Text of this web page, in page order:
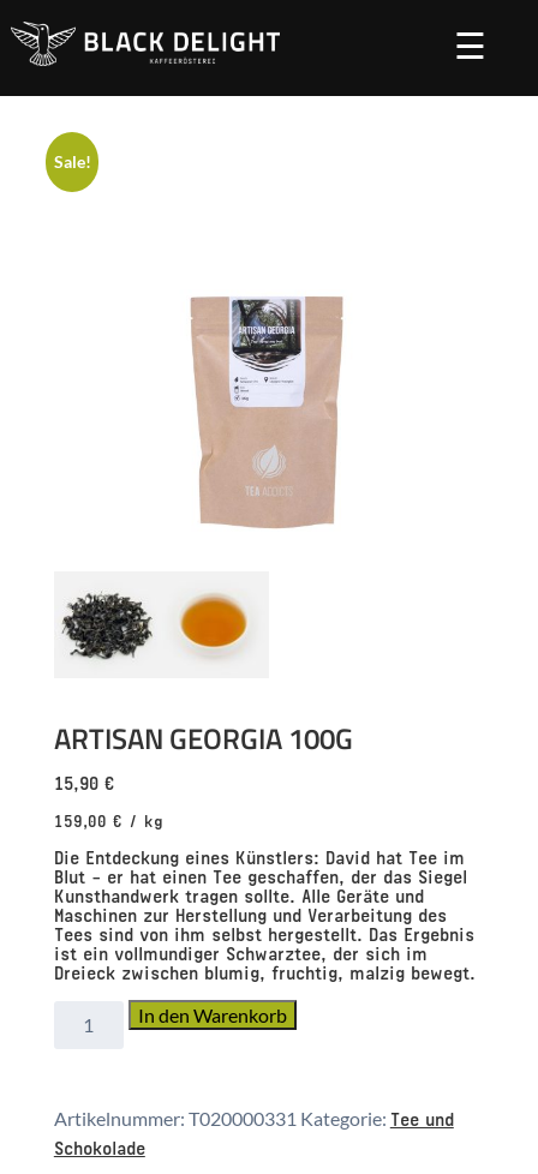
☰
Startseite/Tee und Schokolade / Artisan Georgia 100g
Sale!
ARTISAN GEORGIA 100G
15,90 €
159,00 € / kg
Die Entdeckung eines Künstlers: David hat Tee im
Blut – er hat einen Tee geschaffen, der das Siegel
Kunsthandwerk tragen sollte. Alle Geräte und
Maschinen zur Herstellung und Verarbeitung des
Tees sind von ihm selbst hergestellt. Das Ergebnis
ist ein vollmundiger Schwarztee, der sich im
Dreieck zwischen blumig, fruchtig, malzig bewegt.
In den Warenkorb
Artikelnummer: T020000331 Kategorie: Tee und
Schokolade